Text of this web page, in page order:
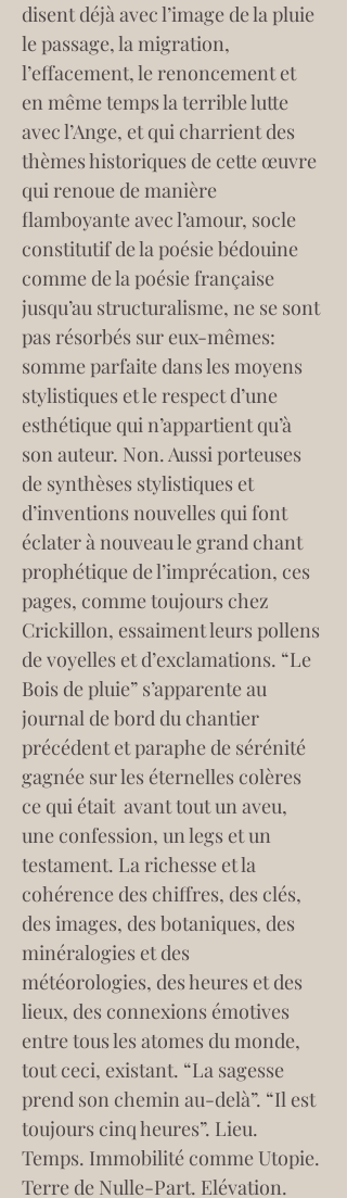
disent déjà avec l’image de la pluie
le passage, la migration,
l’effacement, le renoncement et
en même temps la terrible lutte
avec l’Ange, et qui charrient des
thèmes historiques de cette œuvre
qui renoue de manière
flamboyante avec l’amour, socle
constitutif de la poésie bédouine
comme de la poésie française
jusqu’au structuralisme, ne se sont
pas résorbés sur eux-mêmes:
somme parfaite dans les moyens
stylistiques et le respect d’une
esthétique qui n’appartient qu’à
son auteur. Non. Aussi porteuses
de synthèses stylistiques et
d’inventions nouvelles qui font
éclater à nouveau le grand chant
prophétique de l’imprécation, ces
pages, comme toujours chez
Crickillon, essaiment leurs pollens
de voyelles et d’exclamations. “Le
Bois de pluie” s’apparente au
journal de bord du chantier
précédent et paraphe de sérénité
gagnée sur les éternelles colères
ce qui était  avant tout un aveu,
une confession, un legs et un
testament. La richesse et la
cohérence des chiffres, des clés,
des images, des botaniques, des
minéralogies et des
météorologies, des heures et des
lieux, des connexions émotives
entre tous les atomes du monde,
tout ceci, existant. “La sagesse
prend son chemin au-delà”. “Il est
toujours cinq heures”. Lieu.
Temps. Immobilité comme Utopie.
Terre de Nulle-Part. Elévation.